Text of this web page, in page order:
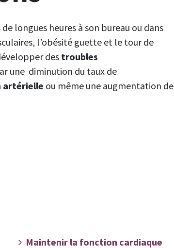
longues heures à son bureau ou dans
l’obésité guette et le tour de
destroubles
une diminution du taux de
artérielle ou même une augmentation de
Maintenir la fonction cardiaque